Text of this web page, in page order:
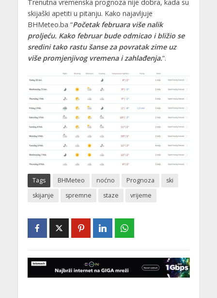
Trenutna vremenska prognoza nije dobra, kada su
skijaški apetiti u pitanju. Kako najavljuje
BHMeteo.ba “Početak februara više nalik
proljeću. Kako februar bude odmicao i bližio se
sredini tako rastu šanse za povratak zime uz
više promjenjivog vremena i zahlađenja.“.
Tags BHMeteo noćno Prognoza
ski
skijanje
spremne staze vrijeme